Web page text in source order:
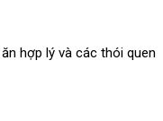
hợp lý và các thói quen